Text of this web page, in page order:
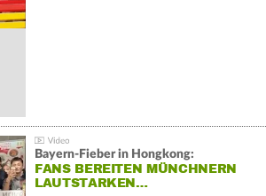
Bayern-Fieber in Hongkong:
FANS BEREITEN MÜNCHNERN
LAUTSTARKEN…